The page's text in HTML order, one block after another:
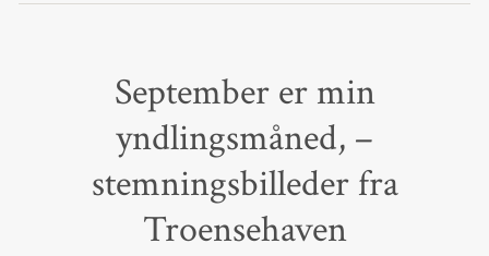
September er min
yndlingsmåned, –
stemningsbilleder fra
Troensehaven